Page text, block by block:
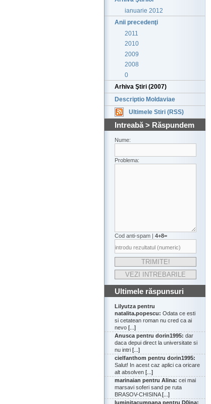
ianuarie 2012
Anii precedenţi
2011
2010
2009
2008
0
Arhiva Ştiri (2007)
Descriptio Moldaviae
Ultimele Stiri (RSS)
Intreabă > Răspundem
Nume:
Problema:
Cod anti-spam | 4+8=
Ultimele răspunsuri
Lilyutza pentru
natalita.popescu: Odata ce esti
si cetatean roman nu cred ca ai
nevo [...]
Anusca pentru dorin1995: dar
daca depui direct la universitate si
nu intri [...]
cielfanthom pentru dorin1995:
Salut! In acest caz aplici ca oricare
alt absolven [...]
marinaian pentru Alina: cei mai
marsavi soferi sand pe ruta
BRASOV-CHISINA[...]
luminitacumpana pentru D0ina: